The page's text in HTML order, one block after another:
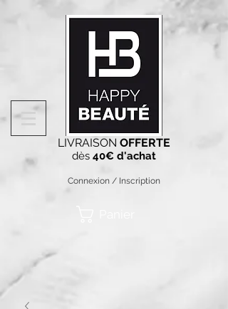
LIVRAISON OFFERTE
dès 40€ d'achat
Connexion / Inscription